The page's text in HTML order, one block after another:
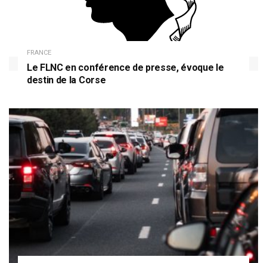
FRANCE
Le FLNC en conférence de presse, évoque le
destin de la Corse